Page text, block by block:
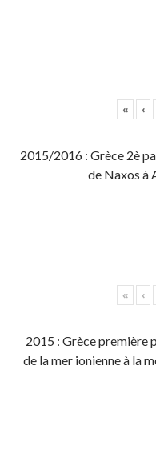
« ‹
2015/2016 : Grèce 2è
de Naxos à
« ‹
2015 : Grèce première
de la mer ionienne à la